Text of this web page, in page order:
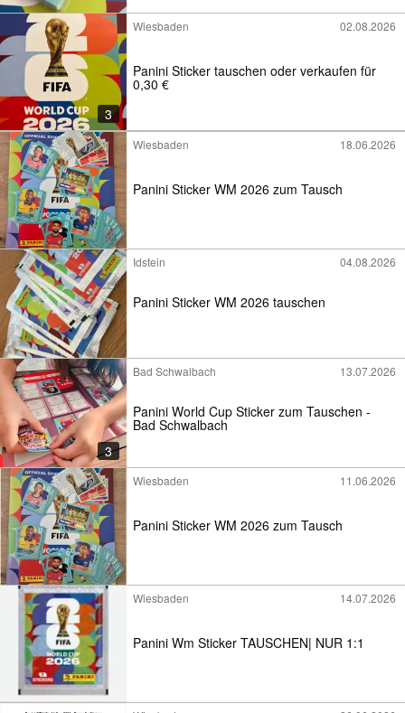
3
Wiesbaden 02.08.2026
Panini Sticker tauschen oder verkaufen für
0,30 €
Wiesbaden 18.06.2026
Panini Sticker WM 2026 zum Tausch
Idstein 04.08.2026
Panini Sticker WM 2026 tauschen
3
Bad Schwalbach 13.07.2026
Panini World Cup Sticker zum Tauschen -
Bad Schwalbach
Wiesbaden 11.06.2026
Panini Sticker WM 2026 zum Tausch
Wiesbaden 14.07.2026
Panini Wm Sticker TAUSCHEN| NUR 1:1